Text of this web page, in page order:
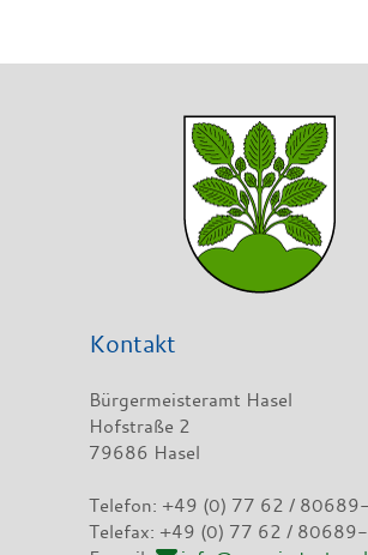
Kontakt
Bürgermeisteramt Hasel
Hofstraße 2
79686 Hasel
Telefon: +49 (0) 77 62 /
Telefax: +49 (0) 77 62 /